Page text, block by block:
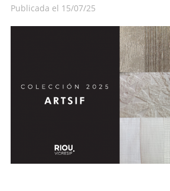
Publicada el 15/07/25